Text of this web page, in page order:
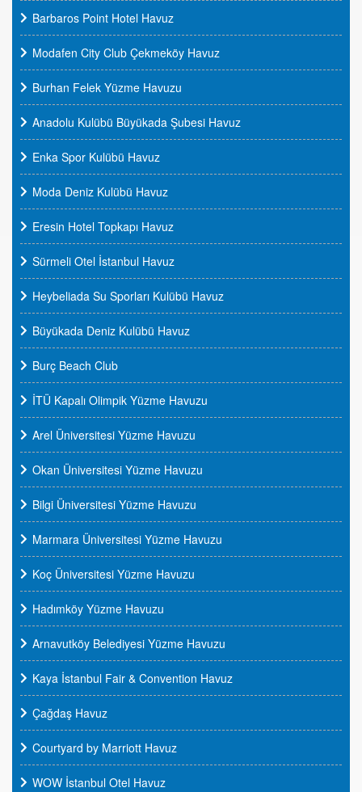
Barbaros Point Hotel Havuz
Modafen City Club Çekmeköy Havuz
Burhan Felek Yüzme Havuzu
Anadolu Kulübü Büyükada Şubesi Havuz
Enka Spor Kulübü Havuz
Moda Deniz Kulübü Havuz
Eresin Hotel Topkapı Havuz
Sürmeli Otel İstanbul Havuz
Heybeliada Su Sporları Kulübü Havuz
Büyükada Deniz Kulübü Havuz
Burç Beach Club
İTÜ Kapalı Olimpik Yüzme Havuzu
Arel Üniversitesi Yüzme Havuzu
Okan Üniversitesi Yüzme Havuzu
Bilgi Üniversitesi Yüzme Havuzu
Marmara Üniversitesi Yüzme Havuzu
Koç Üniversitesi Yüzme Havuzu
Hadımköy Yüzme Havuzu
Arnavutköy Belediyesi Yüzme Havuzu
Kaya İstanbul Fair & Convention Havuz
Çağdaş Havuz
Courtyard by Marriott Havuz
WOW İstanbul Otel Havuz